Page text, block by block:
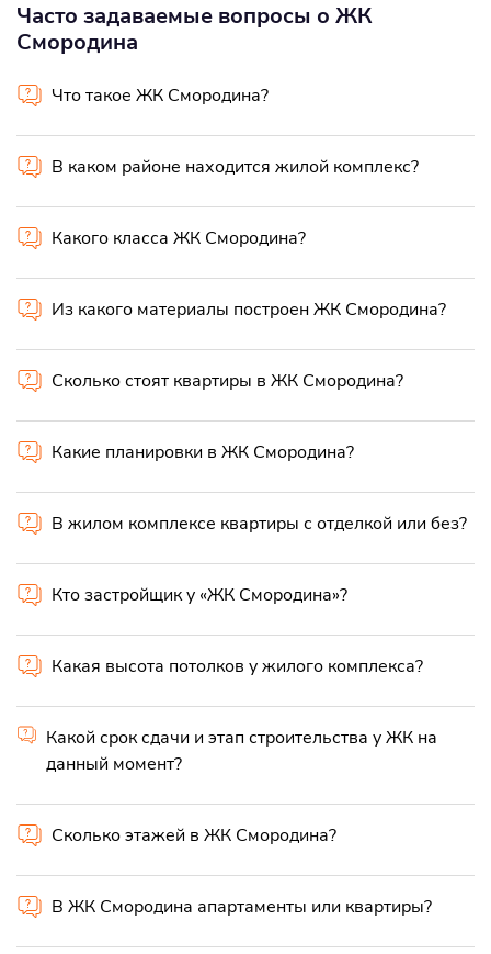
Часто задаваемые вопросы о ЖК
Смородина
Что такое ЖК Смородина?
В каком районе находится жилой комплекс?
Какого класса ЖК Смородина?
Из какого материалы построен ЖК Смородина?
Сколько стоят квартиры в ЖК Смородина?
Какие планировки в ЖК Смородина?
В жилом комплексе квартиры с отделкой или без?
Кто застройщик у «ЖК Смородина»?
Какая высота потолков у жилого комплекса?
Какой срок сдачи и этап строительства у ЖК на
данный момент?
Сколько этажей в ЖК Смородина?
В ЖК Смородина апартаменты или квартиры?